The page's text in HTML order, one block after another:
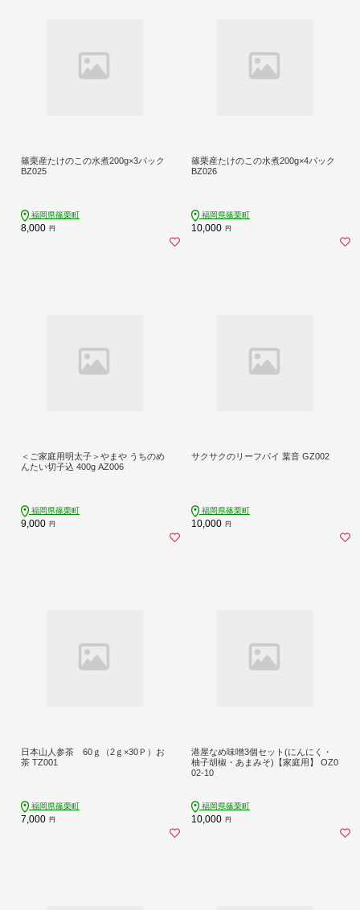
篠栗産たけのこの水煮200g×3パック
BZ025
福岡県篠栗町
8,000 円
篠栗産たけのこの水煮200g×4パック
BZ026
福岡県篠栗町
10,000 円
＜ご家庭用明太子＞やまや うちのめ
んたい切子込 400g AZ006
福岡県篠栗町
9,000 円
サクサクのリーフパイ 葉音 GZ002
福岡県篠栗町
10,000 円
日本山人参茶 60ｇ（2ｇ×30Ｐ）お
茶 TZ001
福岡県篠栗町
7,000 円
港屋なめ味噌3個セット(にんにく・
柚子胡椒・あまみそ)【家庭用】 OZ0
02-10
福岡県篠栗町
10,000 円